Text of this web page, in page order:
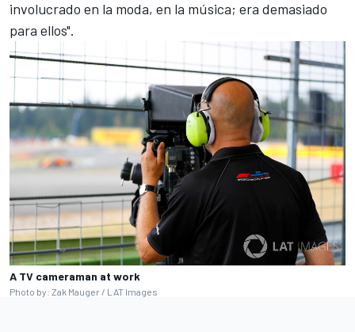
involucrado en la moda, en la música; era demasiado
para ellos".
A TV cameraman at work
Photo by: Zak Mauger / LAT Images